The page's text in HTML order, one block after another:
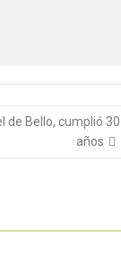
de Bello, cumplió 30
años